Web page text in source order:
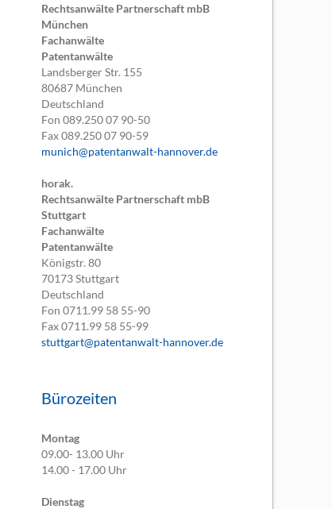
Rechtsanwälte Partnerschaft mbB
München
Fachanwälte
Patentanwälte
Landsberger Str. 155
80687 München
Deutschland
Fon089.250 07 90-50
Fax089.250 07 90-59
munich@patentanwalt-hannover.de
horak.
Rechtsanwälte Partnerschaft mbB
Stuttgart
Fachanwälte
Patentanwälte
Königstr. 80
70173Stuttgart
Deutschland
Fon0711.99 58 55-90
Fax0711.99 58 55-99
stuttgart@patentanwalt-hannover.de
Bürozeiten
Montag
09.00- 13.00 Uhr
14.00 - 17.00 Uhr
Dienstag